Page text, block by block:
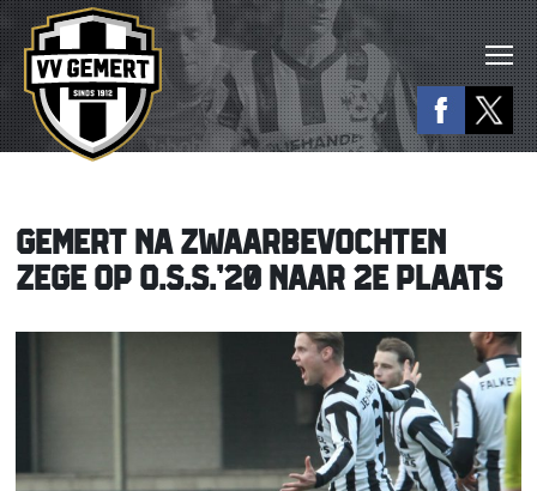
GEMERT NA ZWAARBEVOCHTEN
ZEGE OP O.S.S.’20 NAAR 2E PLAATS